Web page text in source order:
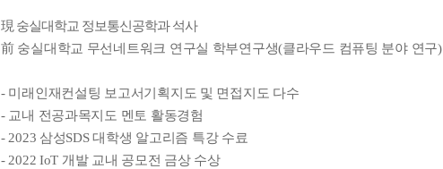
現 숭실대학교 정보통신공학과 석사
前 숭실대학교 무선네트워크 연구실 학부연구생(클라우드 컴퓨팅 분야 연구)
- 미래인재컨설팅 보고서기획지도 및 면접지도 다수
- 교내 전공과목지도 멘토 활동경험
- 2023 삼성SDS 대학생 알고리즘 특강 수료
- 2022 IoT 개발 교내 공모전 금상 수상